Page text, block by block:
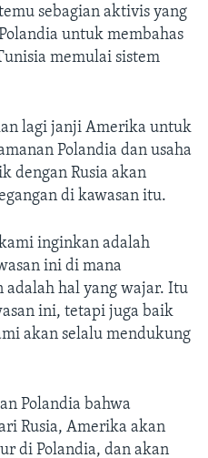
sebagian aktivis yang
untuk membahas
memulai sistem
lagi janji Amerika untuk
Polandia dan usaha
dengan Rusia akan
di kawasan itu.
inginkan adalah
ini di mana
adalah hal yang wajar. Itu
ini, tetapi juga baik
akan selalu mendukung
Polandia bahwa
Rusia, Amerika akan
di Polandia, dan akan